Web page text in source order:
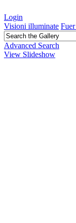
Login
Visioni illuminate
Advanced Search
View Slideshow